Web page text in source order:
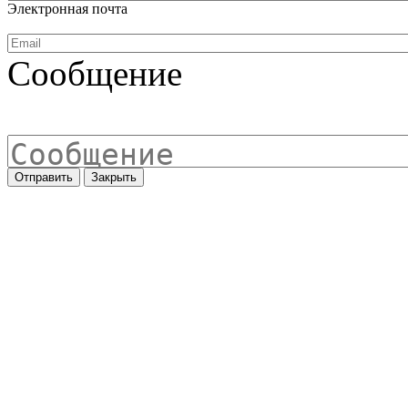
Электронная почта
Сообщение
Отправить Закрыть